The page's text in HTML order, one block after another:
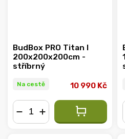
BudBox PRO Titan I
200x200x200cm -
stříbrný
Na cestě 10 990 Kč